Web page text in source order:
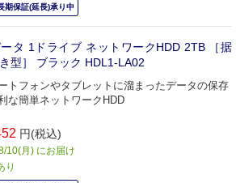
期保証(延長)承り中
タ 1ドライブ ネットワークHDD 2TB ［据
型］ ブラック HDL1-LA02
トフォンやタブレットに溜まったデータの保存
な簡単ネットワークHDD
円(税込)
10(月) にお届け
り